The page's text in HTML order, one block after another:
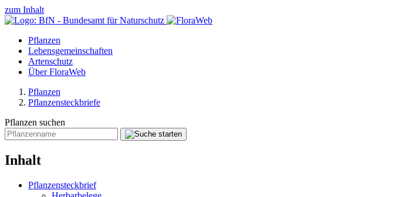
zum Inhalt
Pflanzen
Lebensgemeinschaften
Artenschutz
Über FloraWeb
Pflanzen
Pflanzensteckbriefe
Pflanzen suchen
Inhalt
Pflanzensteckbrief